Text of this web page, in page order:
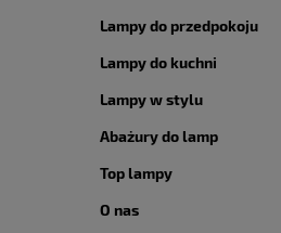
Lampy do przedpokoju
Lampy do kuchni
Lampy w stylu
Abażury do lamp
Top lampy
O nas